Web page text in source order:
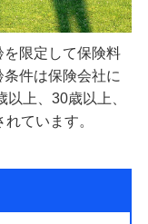
限定して保険料
件は保険会社に
上、30歳以上、
ています。